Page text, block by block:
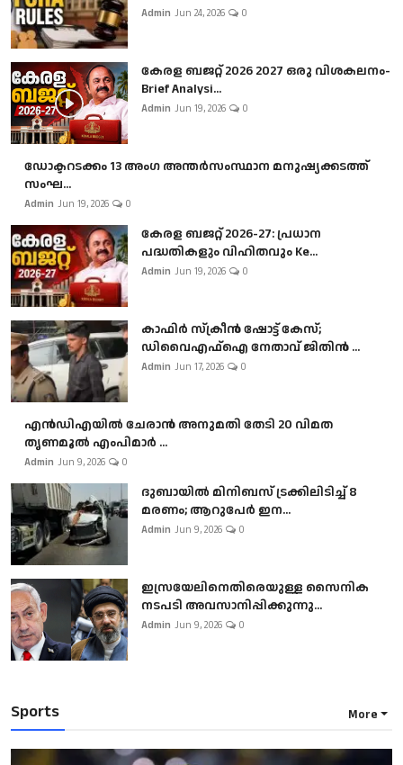
Admin Jun 24, 2026 0
കേരള ബജറ്റ് 2026 2027 ഒരു വിശകലനം-
Brief Analysi...
Admin Jun 19, 2026 0
ഡോക്ടറടക്കം 13 അംഗ അന്തർസംസ്ഥാന മനുഷ്യക്കടത്ത്
സംഘ...
Admin Jun 19, 2026 0
കേരള ബജറ്റ് 2026-27: പ്രധാന
പദ്ധതികളും വിഹിതവും Ke...
Admin Jun 19, 2026 0
കാഫിർ സ്‌ക്രീൻ ഷോട്ട് കേസ്;
ഡിവൈഎഫ്ഐ നേതാവ് ജിതിൻ ...
Admin Jun 17, 2026 0
എൻഡിഎയിൽ ചേരാൻ അനുമതി തേടി 20 വിമത
തൃണമൂൽ എംപിമാർ ...
Admin Jun 9, 2026 0
ദുബായിൽ മിനിബസ്​ ട്രക്കിലിടിച്ച് 8
മരണം; ആറുപേർ ഇന...
Admin Jun 9, 2026 0
ഇസ്രയേലിനെതിരെയുള്ള സൈനിക
നടപടി അവസാനിപ്പിക്കുന്നു...
Admin Jun 9, 2026 0
Sports More